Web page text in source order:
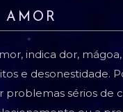
AMOR
indica dor,
e desonestidade.
problemas sérios de